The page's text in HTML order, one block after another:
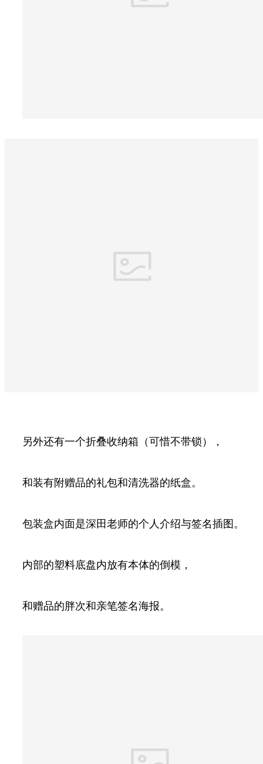
另外还有一个折叠收纳箱（可惜不带锁），
和装有附赠品的礼包和清洗器的纸盒。
包装盒内面是深田老师的个人介绍与签名插图。
内部的塑料底盘内放有本体的倒模，
和赠品的胖次和亲笔签名海报。